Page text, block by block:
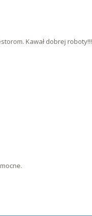
Kawał dobrej roboty!!!